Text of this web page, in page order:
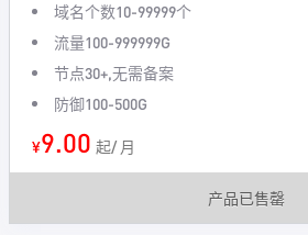
域名个数10-99999个
流量100-999999G
节点30+,无需备案
防御100-500G
¥9.00 起/ 月
产品已售罄